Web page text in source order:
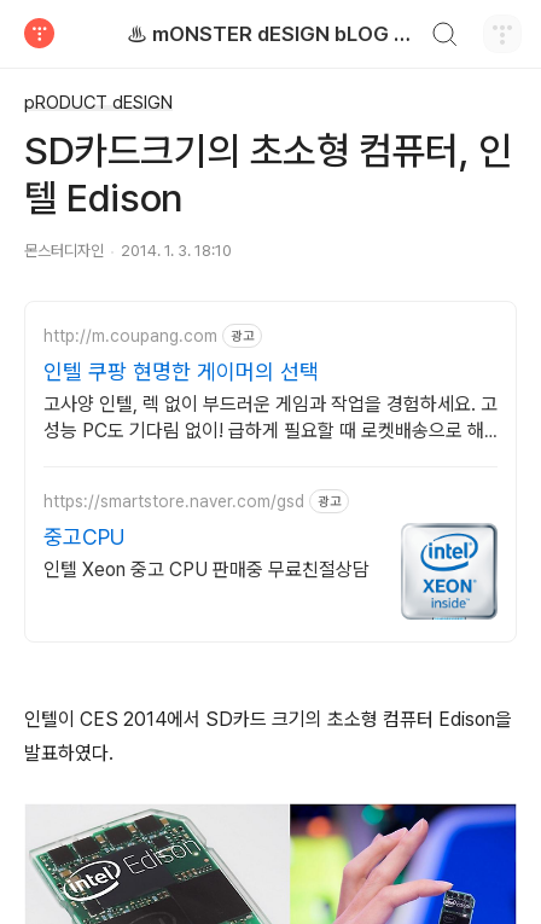
♨ mONSTER dESIGN bLOG - 몬스터디자인 블로그
pRODUCT dESIGN
SD카드크기의 초소형 컴퓨터, 인
텔 Edison
몬스터디자인 2014. 1. 3. 18:10
http://m.coupang.com 광고
인텔 쿠팡 현명한 게이머의 선택
고사양 인텔, 렉 없이 부드러운 게임과 작업을 경험하세요. 고
성능 PC도 기다림 없이! 급하게 필요할 때 로켓배송으로 해
https://smartstore.naver.com/gsd 광고
중고CPU
인텔 Xeon 중고 CPU 판매중 무료친절상담
인텔이 CES 2014에서 SD카드 크기의 초소형 컴퓨터 Edison을
발표하였다.